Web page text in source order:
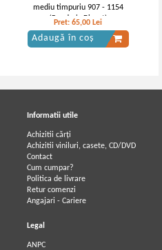
mediu timpuriu 907 - 1154
(Reader's Digest)
Pret:65,00 Lei
Adaugă în coș
Informatii utile
Achizitii cărți
Achizitii viniluri, casete, CD/DVD
Contact
Cum cumpar?
Politica de livrare
Retur comenzi
Angajari - Cariere
Legal
ANPC